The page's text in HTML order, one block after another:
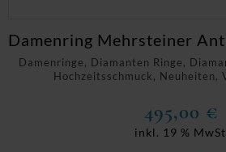
Damenringe, Diamanten Ringe,
Hochzeitsschmuck, Neuheiten,
Damenring Mehrsteiner
495,00 €
inkl. 19 %